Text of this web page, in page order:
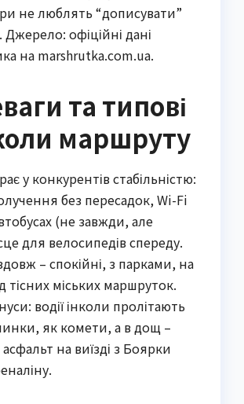
не люблять “дописувати”
Джерело: офіційні дані
на marshrutka.com.ua.
та типові
маршруту
у конкурентів стабільністю:
без пересадок, Wi-Fi
(не завжди, але
для велосипедів спереду.
– спокійні, з парками, на
тісних міських маршруток.
водії інколи пролітають
як комети, а в дощ –
на виїзді з Боярки